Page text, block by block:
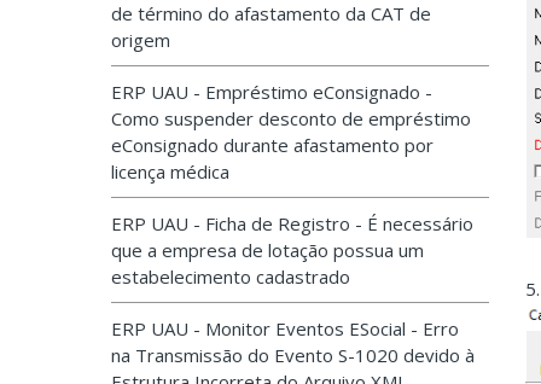
de término do afastamento da CAT de
origem
ERP UAU - Empréstimo eConsignado -
Como suspender desconto de empréstimo
eConsignado durante afastamento por
licença médica
ERP UAU - Ficha de Registro - É necessário
que a empresa de lotação possua um
estabelecimento cadastrado
ERP UAU - Monitor Eventos ESocial - Erro
na Transmissão do Evento S-1020 devido à